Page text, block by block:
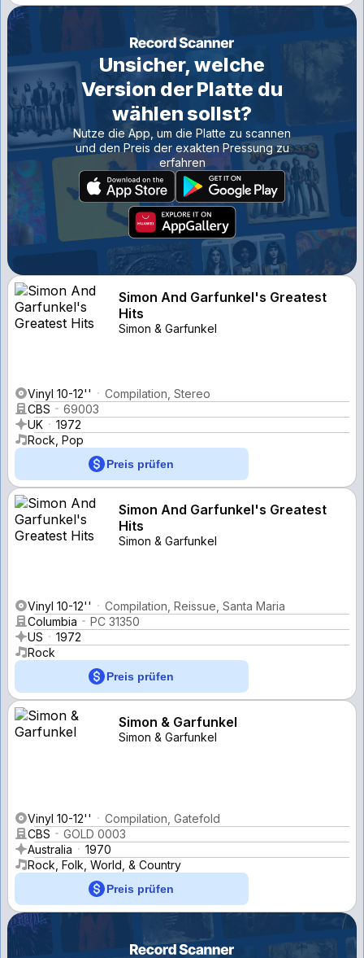
Unsicher, welche
Version der Platte du
wählen sollst?
Nutze die App, um die Platte zu scannen
und den Preis der exakten Pressung zu
erfahren
Simon And Garfunkel's Greatest
Hits
Simon & Garfunkel
Vinyl 10-12''
Compilation, Stereo
CBS
69003
UK
1972
Rock, Pop
Preis prüfen
Simon And Garfunkel's Greatest
Hits
Simon & Garfunkel
Vinyl 10-12''
Compilation, Reissue, Santa Maria
Columbia
PC 31350
US
1972
Rock
Preis prüfen
Simon & Garfunkel
Simon & Garfunkel
Vinyl 10-12''
Compilation, Gatefold
CBS
GOLD 0003
Australia
1970
Rock, Folk, World, & Country
Preis prüfen